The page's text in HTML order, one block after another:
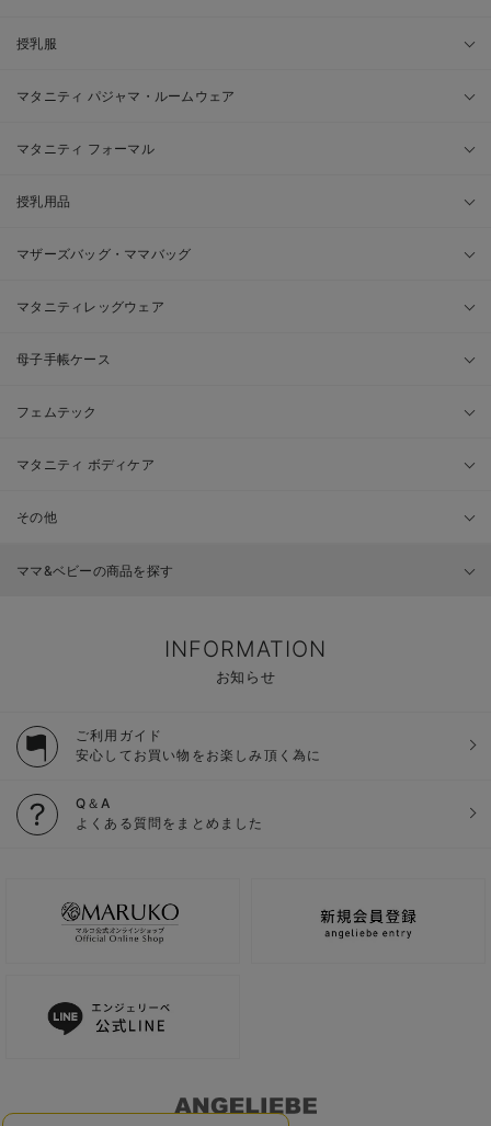
授乳服
マタニティ パジャマ・ルームウェア
マタニティ フォーマル
授乳用品
マザーズバッグ・ママバッグ
マタニティレッグウェア
母子手帳ケース
フェムテック
マタニティ ボディケア
その他
ママ&ベビーの商品を探す
INFORMATION
お知らせ
ご利用ガイド
安心してお買い物をお楽しみ頂く為に
Q＆A
よくある質問をまとめました